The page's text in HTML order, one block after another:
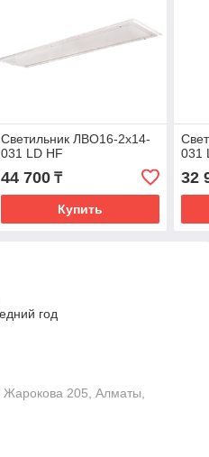
Светильник ЛВО16-2х14-
031 LD HF
44 700₸
Купить
031
32
год
Жарокова 205, Алматы,